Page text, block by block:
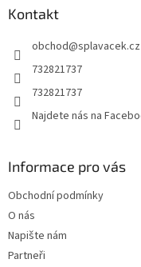
Kontakt
obchod@splavacek.cz
732821737
732821737
Najdete nás na
Informace pro vás
Obchodní podmínky
O nás
Napište nám
Partneři